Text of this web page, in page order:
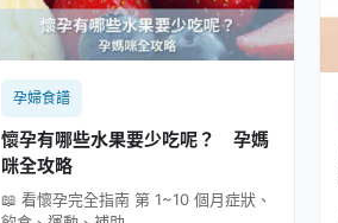
孕婦食譜
懷孕有哪些水果要少吃呢？ 孕媽
咪全攻略
📖 看懷孕完全指南 第 1~10 個月症狀、